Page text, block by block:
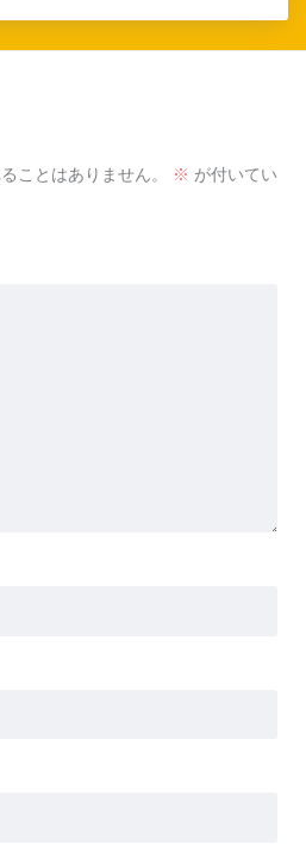
ことはありません。 ※ が付いてい